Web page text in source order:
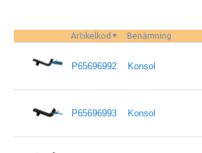
Artikelkod Benämning
P65696992 Konsol
P65696993 Konsol